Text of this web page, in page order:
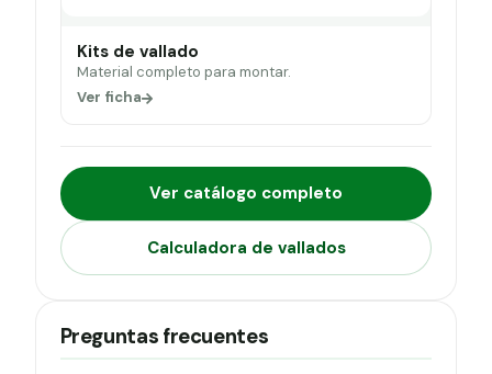
Kits de vallado
Material completo para montar.
Ver ficha
Ver catálogo completo
Calculadora de vallados
Preguntas frecuentes